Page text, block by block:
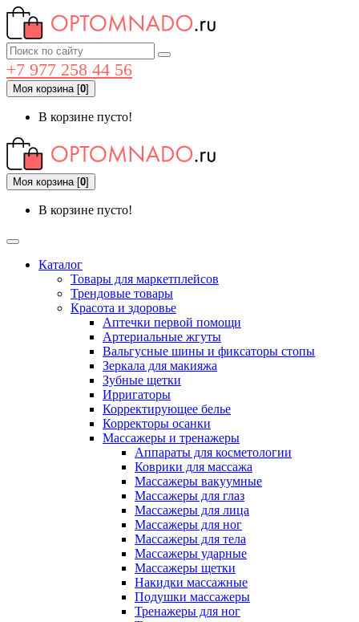
+7 977 258 44 56
Моя корзина[0]
В корзине пусто!
Моя корзина[0]
В корзине пусто!
Каталог
Товары для маркетплейсов
Трендовые товары
Красота и здоровье
Аптечки первой помощи
Артериальные жгуты
Вальгусные шины и фиксаторы стопы
Зеркала для макияжа
Зубные щетки
Ирригаторы
Корректирующее белье
Корректоры осанки
Массажеры и тренажеры
Аппараты для косметологии
Коврики для массажа
Массажеры вакуумные
Массажеры для глаз
Массажеры для лица
Массажеры для ног
Массажеры для тела
Массажеры ударные
Массажеры щетки
Накидки массажные
Подушки массажеры
Тренажеры для ног